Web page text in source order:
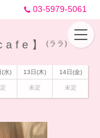
03-5979-5061
】 (ララ)
(水) 13日(木) 14日(金)
未定 未定